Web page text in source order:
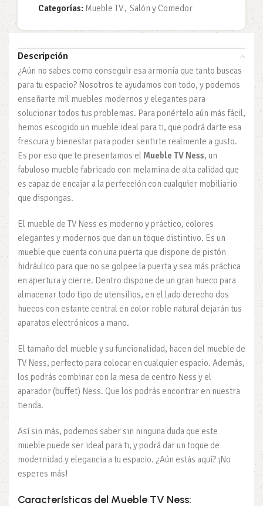
Categorías: Mueble TV, Salón y Comedor
Descripción
¿Aún no sabes como conseguir esa armonía que tanto buscas
para tu espacio? Nosotros te ayudamos con todo, y podemos
enseñarte mil muebles modernos y elegantes para
solucionar todos tus problemas. Para ponértelo aún más fácil,
hemos escogido un mueble ideal para ti, que podrá darte esa
frescura y bienestar para poder sentirte realmente a gusto.
Es por eso que te presentamos el Mueble TV Ness, un
fabuloso mueble fabricado con melamina de alta calidad que
es capaz de encajar a la perfección con cualquier mobiliario
que dispongas.
El mueble de TV Ness es moderno y práctico, colores
elegantes y modernos que dan un toque distintivo. Es un
mueble que cuenta con una puerta que dispone de pistón
hidráulico para que no se golpee la puerta y sea más práctica
en apertura y cierre. Dentro dispone de un gran hueco para
almacenar todo tipo de utensilios, en el lado derecho dos
huecos con estante central en color roble natural dejarán tus
aparatos electrónicos a mano.
El tamaño del mueble y su funcionalidad, hacen del mueble de
TV Ness, perfecto para colocar en cualquier espacio. Además,
los podrás combinar con la mesa de centro Ness y el
aparador (buffet) Ness. Que los podrás encontrar en nuestra
tienda.
Así sin más, podemos saber sin ninguna duda que este
mueble puede ser ideal para ti, y podrá dar un toque de
modernidad y elegancia a tu espacio. ¿Aún estás aquí? ¡No
esperes más!
Características del Mueble TV Ness: